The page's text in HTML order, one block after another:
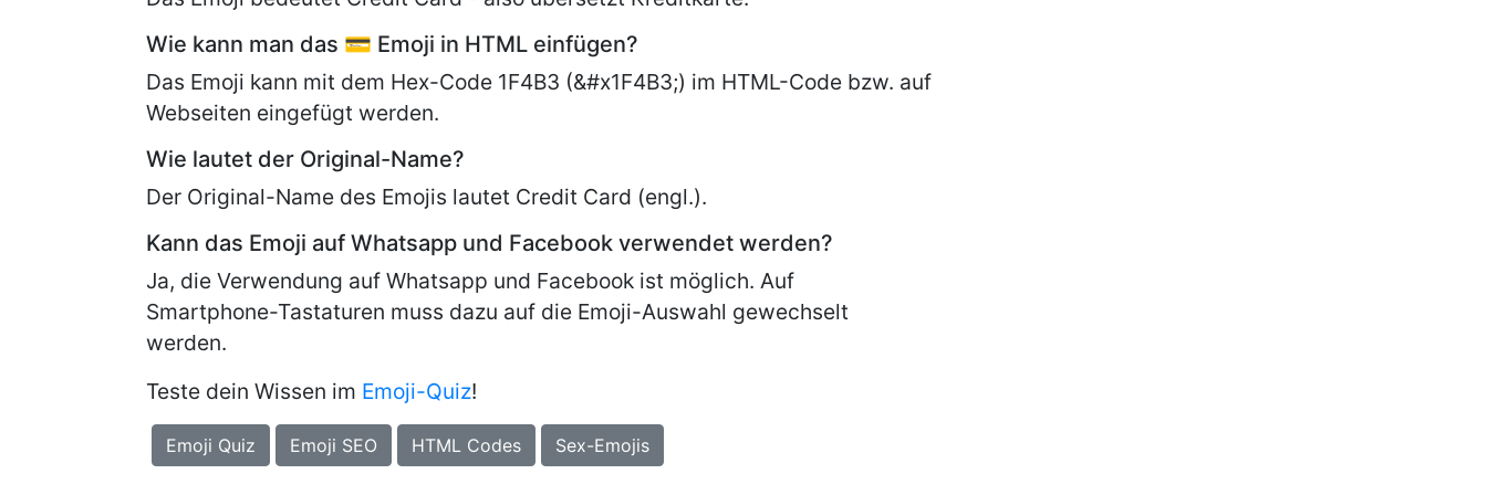
Wie kann man das 💳 Emoji in HTML einfügen?
Das Emoji kann mit dem Hex-Code 1F4B3 (&#x1F4B3;) im HTML-Code bzw. auf
Webseiten eingefügt werden.
Wie lautet der Original-Name?
Der Original-Name des Emojis lautet Credit Card (engl.).
Kann das Emoji auf Whatsapp und Facebook verwendet werden?
Ja, die Verwendung auf Whatsapp und Facebook ist möglich. Auf
Smartphone-Tastaturen muss dazu auf die Emoji-Auswahl gewechselt
werden.
Teste dein Wissen im Emoji-Quiz!
Emoji Quiz Emoji SEO HTML Codes Sex-Emojis